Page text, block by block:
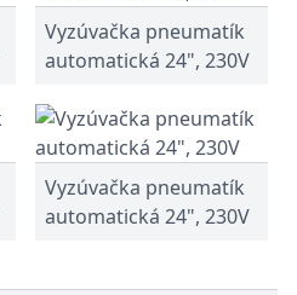
Vyzúvačka pneumatík
automatická 24", 230V
Vyzúvačka pneumatík
automatická 24", 230V